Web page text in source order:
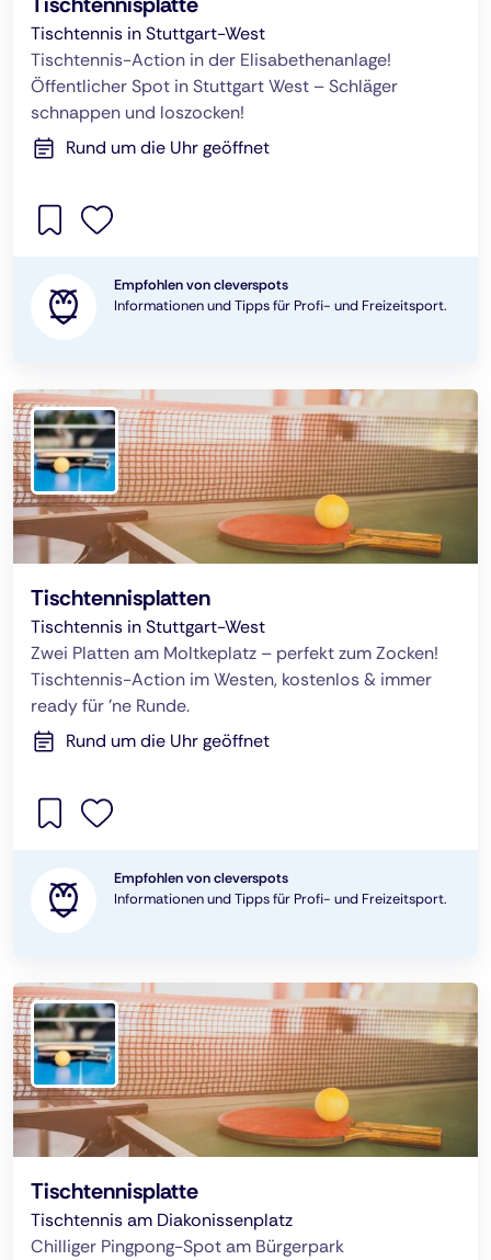
Tischtennis in Stuttgart-West
Tischtennis-Action in der Elisabethenanlage!
Öffentlicher Spot in Stuttgart West – Schläger
schnappen und loszocken!
Rund um die Uhr geöffnet
Empfohlen von cleverspots
Informationen und Tipps für Profi- und Freizeitsport.
Tischtennisplatten
Tischtennis in Stuttgart-West
Zwei Platten am Moltkeplatz – perfekt zum Zocken!
Tischtennis-Action im Westen, kostenlos & immer
ready für ’ne Runde.
Rund um die Uhr geöffnet
Empfohlen von cleverspots
Informationen und Tipps für Profi- und Freizeitsport.
Tischtennisplatte
Tischtennis am Diakonissenplatz
Chilliger Pingpong-Spot am Bürgerpark